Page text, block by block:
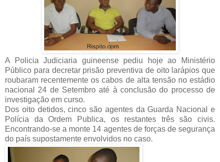
A Policia Judiciaria guineense pediu hoje ao Ministério
Público para decretar prisão preventiva de oito larápios que
roubaram recentemente os cabos de alta tensão no estádio
nacional 24 de Setembro até à conclusão do processo de
investigação em curso.
Dos oito detidos, cinco são agentes da Guarda Nacional e
Polícia da Ordem Publica, os restantes três são civis.
Encontrando-se a monte 14 agentes de forças de segurança
do país supostamente envolvidos no caso.